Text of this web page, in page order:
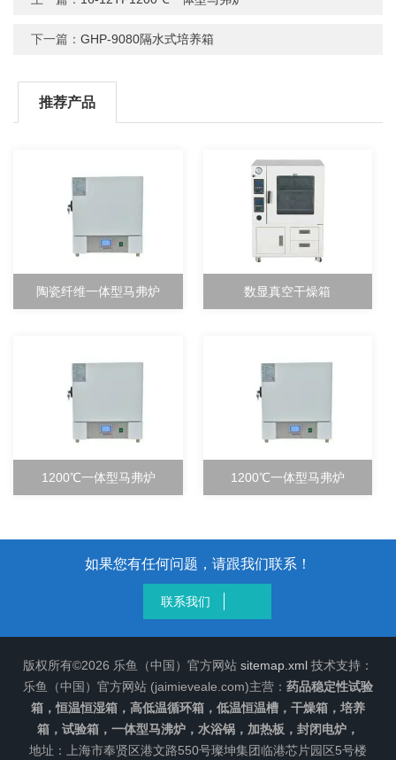
下一篇：GHP-9080隔水式培养箱
推荐产品
陶瓷纤维一体型马弗炉 数显真空干燥箱
1200℃一体型马弗炉 1200℃一体型马弗炉
如果您有任何问题，请跟我们联系！
联系我们
版权所有©2026 乐鱼（中国）官方网站 sitemap.xml 技术支持：
乐鱼（中国）官方网站 (jaimieveale.com)主营： 药品稳定性试验
箱，恒温恒湿箱，高低温循环箱，低温恒温槽，干燥箱，培养
箱，试验箱，一体型马沸炉，水浴锅，加热板，封闭电炉，
地址：上海市奉贤区港文路550号璨坤集团临港芯片园区5号楼